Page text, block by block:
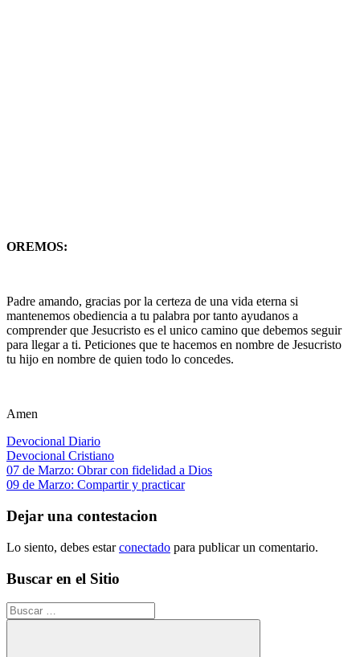
OREMOS:
Padre amando, gracias por la certeza de una vida eterna si
mantenemos obediencia a tu palabra por tanto ayudanos a
comprender que Jesucristo es el unico camino que debemos seguir
para llegar a ti. Peticiones que te hacemos en nombre de Jesucristo
tu hijo en nombre de quien todo lo concedes.
Amen
Devocional Diario
Devocional Cristiano
Navegación
de
entradas
Entrada
anterior:
07 de Marzo: Obrar con fidelidad a Dios
Siguiente
09 de Marzo: Compartir y practicar
Dejar una contestacion
Lo siento, debes estarconectado para publicar un comentario.
Buscar en el Sitio
Buscar: